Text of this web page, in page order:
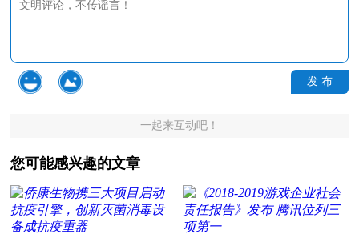
发 布
一起来互动吧！
您可能感兴趣的文章